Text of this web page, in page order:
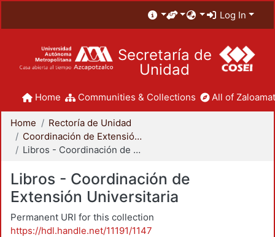
Log In
Secretaría de
Unidad
Home Communities & Collections All of
Home
Rectoría de Unidad
Coordinación de Extensión Universitaria
Libros - Coordinación de Extensión Universitaria
Libros - Coordinación de
Extensión Universitaria
Permanent URI for this collection
https://hdl.handle.net/11191/1147